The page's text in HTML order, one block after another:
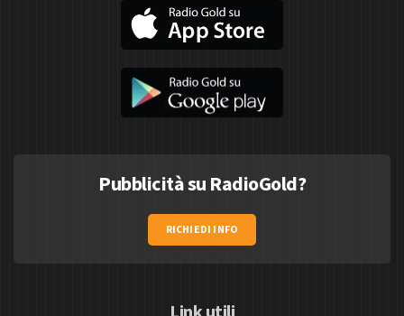
Pubblicità su RadioGold?
RICHIEDI INFO